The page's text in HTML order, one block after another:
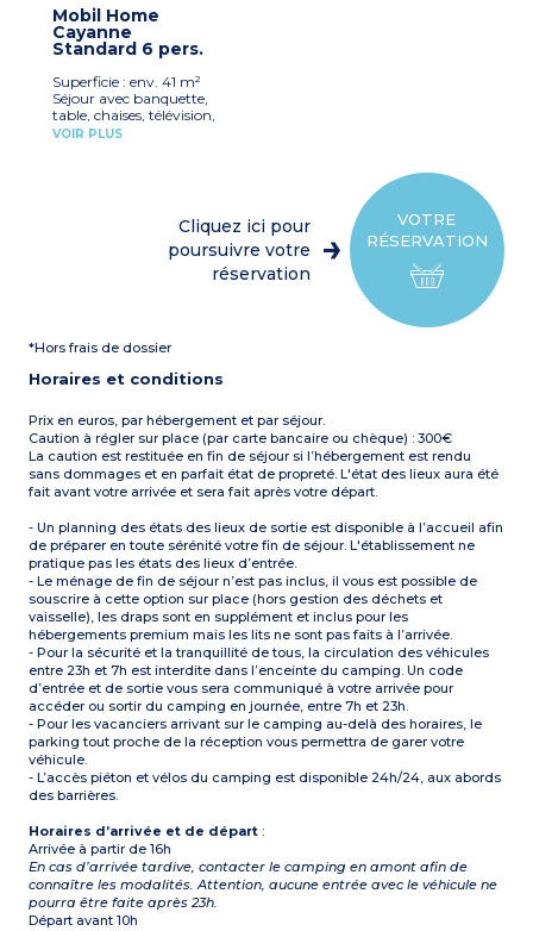
lavabo
1 WC séparé
Terrasse semi-couverte
transats
Climatisation dans le
séjour et chauffage dans
toutes les pièces
cafetière électrique, lave-
vaisselle, vaisselle)
1 chambre avec un lit
2 chambres avec 2 lits
simples (90 x 190 cm)
1 salle d’eau avec douche et
lavabo
personnes, bébé inclus
Mobil Home
Cayanne
Standard 6 pers.
Superficie : env. 41 m²
Séjour avec banquette,
table, chaises, télévision,
ventilateur
1 chambre avec un lit
1 chambre avec deux lits
simples jumeaux (80 cm)
lavabo
Terrasse couverte et
avec salon de jardin, deux
transats
Capacité max. 6
personnes, bébé inclus
VOIR PLUS
VOTRE
RÉSERVATION
Cliquez ici pour
poursuivre votre
réservation
*Hors frais de dossier
Horaires et conditions
Prix en euros, par hébergement et par séjour.
Caution à régler sur place (par carte bancaire ou chèque) : 300€
La caution est restituée en fin de séjour si l’hébergement est rendu
sans dommages et en parfait état de propreté. L'état des lieux aura été
fait avant votre arrivée et sera fait après votre départ.
- Un planning des états des lieux de sortie est disponible à l’accueil afin
de préparer en toute sérénité votre fin de séjour. L'établissement ne
pratique pas les états des lieux d’entrée.
- Le ménage de fin de séjour n’est pas inclus, il vous est possible de
souscrire à cette option sur place (hors gestion des déchets et
vaisselle), les draps sont en supplément et inclus pour les
hébergements premium mais les lits ne sont pas faits à l’arrivée.
- Pour la sécurité et la tranquillité de tous, la circulation des véhicules
entre 23h et 7h est interdite dans l’enceinte du camping. Un code
d’entrée et de sortie vous sera communiqué à votre arrivée pour
accéder ou sortir du camping en journée, entre 7h et 23h.
- Pour les vacanciers arrivant sur le camping au-delà des horaires, le
parking tout proche de la réception vous permettra de garer votre
véhicule.
- L’accès piéton et vélos du camping est disponible 24h/24, aux abords
des barrières.
Horaires d’arrivée et de départ :
Arrivée à partir de 16h
En cas d’arrivée tardive, contacter le camping en amont afin de
connaître les modalités. Attention, aucune entrée avec le véhicule ne
pourra être faite après 23h.
Départ avant 10h